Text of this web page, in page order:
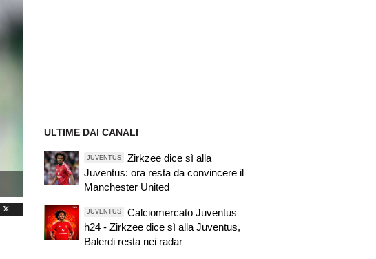
ULTIME DAI CANALI
JUVENTUS
Zirkzee dice sì alla
Juventus: ora resta da convincere il
Manchester United
JUVENTUS
Calciomercato Juventus
h24 - Zirkzee dice sì alla Juventus,
Balerdi resta nei radar